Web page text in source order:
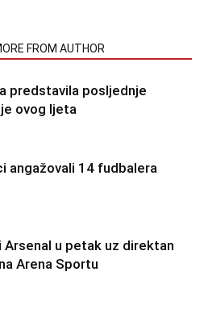
FROM AUTHOR
predstavila posljednje
ovog ljeta
angažovali 14 fudbalera
Arsenal u petak uz direktan
Arena Sportu